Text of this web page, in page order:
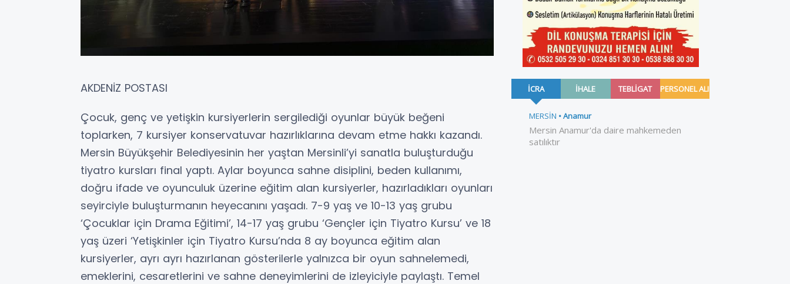
AKDENİZ POSTASI
Çocuk, genç ve yetişkin kursiyerlerin sergilediği oyunlar büyük beğeni
toplarken, 7 kursiyer konservatuvar hazırlıklarına devam etme hakkı kazandı.
Mersin Büyükşehir Belediyesinin her yaştan Mersinli’yi sanatla buluşturduğu
tiyatro kursları final yaptı. Aylar boyunca sahne disiplini, beden kullanımı,
doğru ifade ve oyunculuk üzerine eğitim alan kursiyerler, hazırladıkları oyunları
seyirciyle buluşturmanın heyecanını yaşadı. 7-9 yaş ve 10-13 yaş grubu
‘Çocuklar için Drama Eğitimi’, 14-17 yaş grubu ‘Gençler için Tiyatro Kursu’ ve 18
yaş üzeri ‘Yetişkinler için Tiyatro Kursu’nda 8 ay boyunca eğitim alan
kursiyerler, ayrı ayrı hazırlanan gösterilerle yalnızca bir oyun sahnelemedi,
emeklerini, cesaretlerini ve sahne deneyimlerini de izleyiciyle paylaştı. Temel